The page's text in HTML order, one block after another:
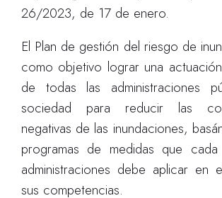
26/2023, de 17 de enero.
El Plan de gestión del riesgo de
como objetivo lograr una
de todas las administraciones
sociedad para reducir las
negativas de las inundaciones,
programas de medidas que
administraciones debe aplicar en
sus competencias.